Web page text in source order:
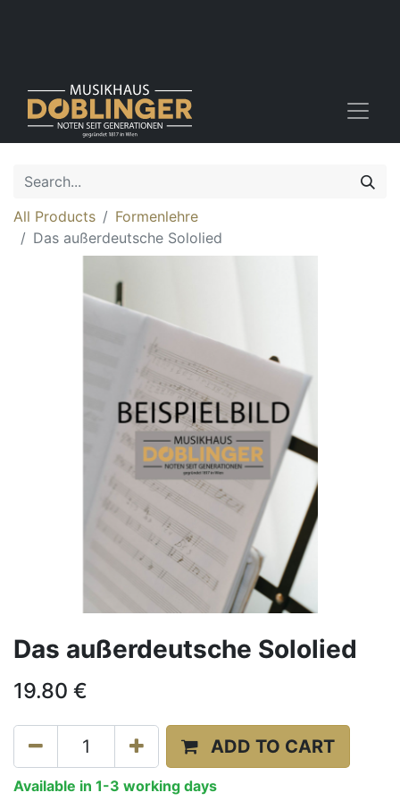
All Products
Formenlehre
Das außerdeutsche Sololied
Das außerdeutsche Sololied
19.80 €
ADD TO CART
Available in 1-3 working days